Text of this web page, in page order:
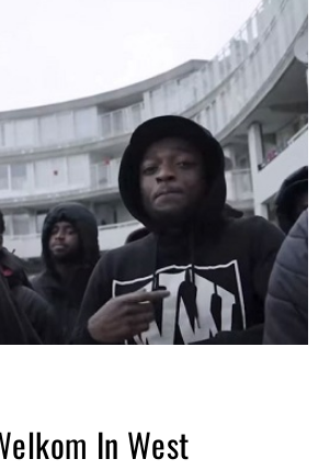
In West